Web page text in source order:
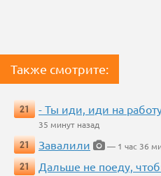
Также смотрите:
21 - Ты иди, иди на
35 минут назад
21
Завалили
— 1 час 36
21
Дальше не поеду,